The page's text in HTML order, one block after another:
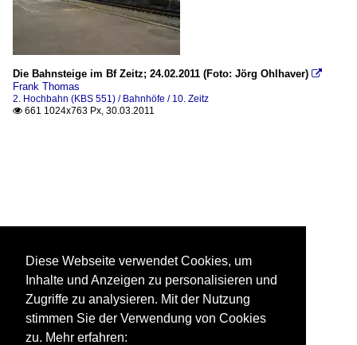
Die Bahnsteige im Bf Zeitz; 24.02.2011 (Foto: Jörg Ohlhaver) 
Frank Thomas
2. Hochbahn (KBS 551) / Bahnhöfe / 10. Zeitz
 661 1024x763 Px, 30.03.2011
Diese Webseite verwendet Cookies, um
Inhalte und Anzeigen zu personalisieren und
Zugriffe zu analysieren. Mit der Nutzung
stimmen Sie der Verwendung von Cookies
zu. Mehr erfahren: